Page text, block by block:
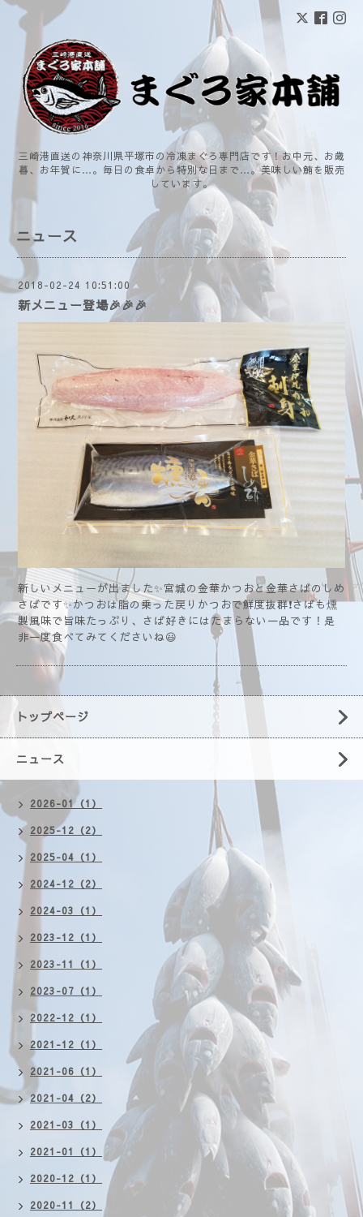
三崎港直送の神奈川県平塚市の冷凍まぐろ専門店です！お中元、お歳
暮、お年賀に…。毎日の食卓から特別な日まで…。美味しい鮪を販売
しています。
ニュース
2018-02-24 10:51:00
新メニュー登場🎉🎉🎉
新しいメニューが出ました✨宮城の金華かつおと金華さばのしめ
さばです✨かつおは脂の乗った戻りかつおで鮮度抜群❗さばも燻
製風味で旨味たっぷり、さば好きにはたまらない一品です！是
非一度食べてみてくださいね😃
トップページ
ニュース
2026-01（1）
2025-12（2）
2025-04（1）
2024-12（2）
2024-03（1）
2023-12（1）
2023-11（1）
2023-07（1）
2022-12（1）
2021-12（1）
2021-06（1）
2021-04（2）
2021-03（1）
2021-01（1）
2020-12（1）
2020-11（2）